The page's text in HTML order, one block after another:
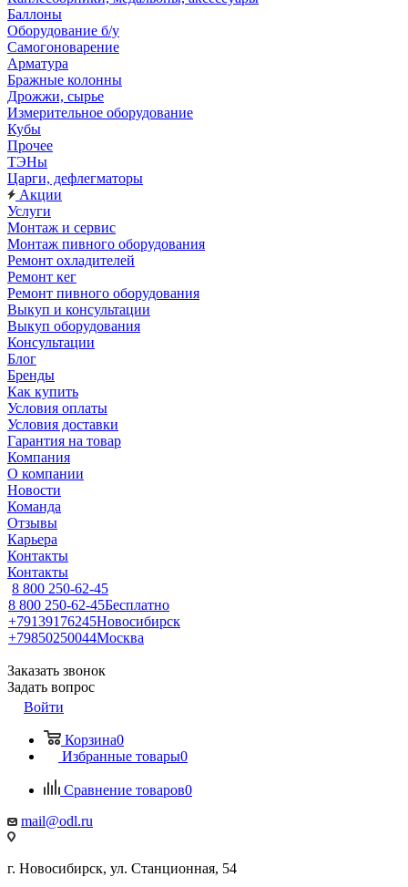
Баллоны
Оборудование б/у
Самогоноварение
Арматура
Бражные колонны
Дрожжи, сырье
Измерительное оборудование
Кубы
Прочее
ТЭНы
Царги, дефлегматоры
Акции
Услуги
Монтаж и сервис
Монтаж пивного оборудования
Ремонт охладителей
Ремонт кег
Ремонт пивного оборудования
Выкуп и консультации
Выкуп оборудования
Консультации
Блог
Бренды
Как купить
Условия оплаты
Условия доставки
Гарантия на товар
Компания
О компании
Новости
Команда
Отзывы
Карьера
Контакты
Контакты
8 800 250-62-45
8 800 250-62-45Бесплатно
+79139176245Новосибирск
+79850250044Москва
Заказать звонок
Задать вопрос
Войти
Корзина0
Избранные товары0
Сравнение товаров0
mail@odl.ru
г. Новосибирск, ул. Станционная, 54